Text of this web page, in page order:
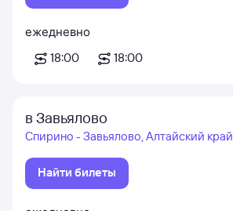
ежедневно
18:00
18:00
в Завьялово
Спирино - Завьялово, Алтайский край
Найти билеты